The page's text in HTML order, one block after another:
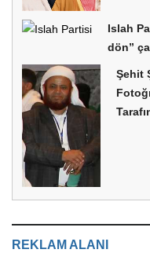
Islah
dön”
Şehit
REKLAM ALANI